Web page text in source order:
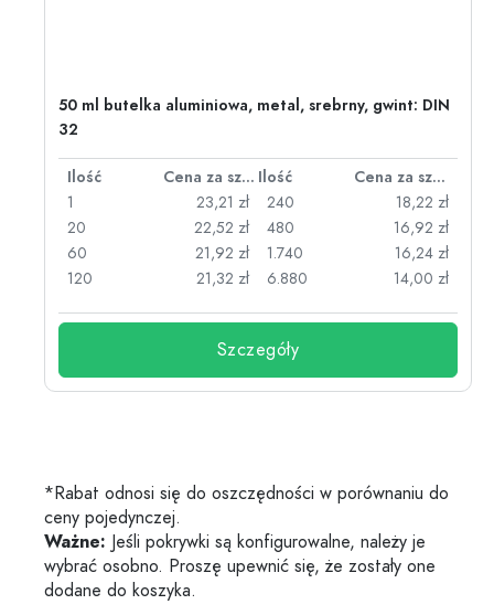
50 ml butelka aluminiowa, metal, srebrny, gwint: DIN
32
Ilość Cena za sztukę Ilość
Cena za sztukę
1
23,21 zł
20
22,52 zł
60
21,92 zł
120
21,32 zł
240
18,22 zł
480
16,92 zł
1.740
16,24 zł
6.880
14,00 zł
Szczegóły
*Rabat odnosi się do oszczędności w porównaniu do
ceny pojedynczej.
Ważne: Jeśli pokrywki są konfigurowalne, należy je
wybrać osobno. Proszę upewnić się, że zostały one
dodane do koszyka.